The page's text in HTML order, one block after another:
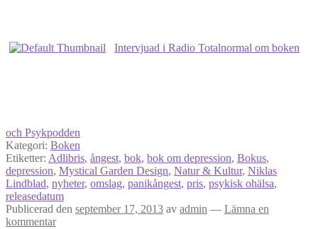
Intervjuad i Radio Totalnormal om boken
och Psykpodden
Kategori: Boken
Etiketter: Adlibris, ångest, bok, bok om depression, Bokus,
depression, Mystical Garden Design, Natur & Kultur, Niklas
Lindblad, nyheter, omslag, panikångest, pris, psykisk ohälsa,
releasedatum
Publicerad den september 17, 2013 av admin — Lämna en
kommentar